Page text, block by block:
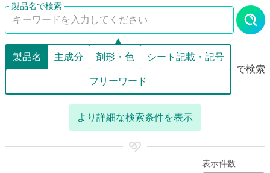
製品名 主成分 剤形・色 シート記載・記号
フリーワード
で検索
より詳細な検索条件を表示
表示件数